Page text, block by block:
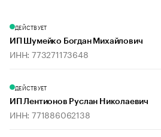
ДЕЙСТВУЕТ
ИП Шумейко Богдан Михайлович
ИНН: 773271173648
ДЕЙСТВУЕТ
ИП Лентионов Руслан Николаевич
ИНН: 771886062138